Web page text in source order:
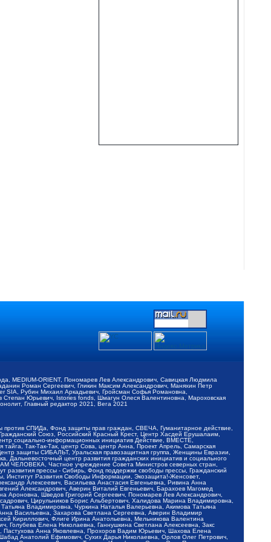
MEDIUM-ORIENT, Пономарев Лев Александрович, Савицкая Людмила
Роман Сергеевич, Гликин Максим Александрович, Маняхин Петр
Рубин Михаил Аркадьевич, Гройсман Софья Романовна,
Юрьевич, Istories fonds, Шмагун Олеся Валентиновна, Мароховская
Главный редактор 2021, Вега 2021
СПИДа, Фонд защиты прав граждан, СВЕЧА, Гуманитарное действие,
Союз, Российский Красный Крест, Центр Хасдей Ерушалаим,
социально-информационных инициатив Действие, ВМЕСТЕ,
Так-Так-Так, центр Сова, центр Анна, Проект Апрель, Самарская
защиты СИБАЛЬТ, Уральская правозащитная группа, Женщины Евразии,
Дальневосточный центр развития гражданских инициатив и социального
ЧЕЛОВЕКА, Частное учреждение Совета Министров северных стран,
прессы - Сибирь, Фонд поддержки свободы прессы, Гражданский
Институт Развития Свободы Информации, Экозащита!-Женсовет,
Алексеевич, Васильева Анастасия Евгеньевна, Ривина Анна
Александрович, Аверин Виталий Евгеньевич, Барахоев Магомед
Шведов Григорий Сергеевич, Пономарев Лев Александрович,
Цирульников Борис Альбертович, Халидова Марина Владимировна,
Владимировна, Чуркина Наталья Валерьевна, Акимова Татьяна
Васильевна, Захарова Светлана Сергеевна, Аверин Владимир
Кириллович, Флиге Ирина Анатольевна, Мельникова Валентина
Елена Николаевна, Ганнушкина Светлана Алексеевна, Закс
Анна Яковлевна, Прохоров Вадим Юрьевич, Шахова Елена
Анатолий Ефимович, Сухих Дарья Николаевна, Орлов Олег Петрович,